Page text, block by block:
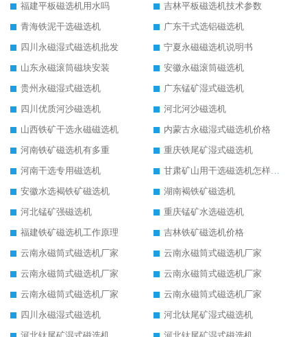
福建平板磁选机用水吗
吉林平板磁选机技术参数
青海铁泥干选磁选机
广东干式选铝磁选机
四川永磁湿式磁选机批发
宁夏永磁磁选机说明书
山东永磁滚筒磁块安装
安徽永磁滚筒磁选机
贵州永磁湿式磁选机
广东锰矿湿式磁选机
四川优质河沙磁选机
河北河沙磁选机
山西铁矿干选永磁磁选机
内蒙古永磁湿式磁选机价格
河南铁矿磁选机有多重
重庆铁尾矿湿式磁选机
河南干选专用磁选机
甘肃矿山用干选磁选机怎样调磁
安徽水选褐铁矿磁选机
湖南褐铁矿磁选机
河北锰矿强磁选机
重庆锰矿水选磁选机
福建铁矿磁选机工作原理
吉林铁矿磁选机价格
云南永磁筒式磁选机厂家
云南永磁筒式磁选机厂家
云南永磁筒式磁选机厂家
云南永磁筒式磁选机厂家
云南永磁筒式磁选机厂家
云南永磁筒式磁选机厂家
四川永磁湿式磁选机
河北钛尾矿湿式磁选机